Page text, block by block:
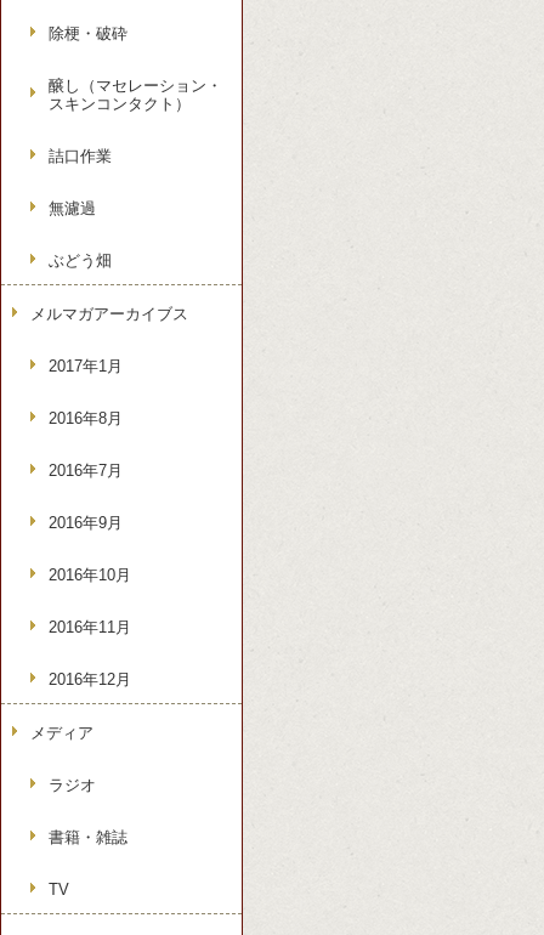
除梗・破砕
醸し（マセレーション・
スキンコンタクト）
詰口作業
無濾過
ぶどう畑
メルマガアーカイブス
2017年1月
2016年8月
2016年7月
2016年9月
2016年10月
2016年11月
2016年12月
メディア
ラジオ
書籍・雑誌
TV